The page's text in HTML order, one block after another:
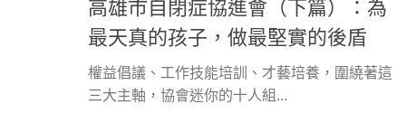
高雄市自閉症協進會（下篇）：為
最天真的孩子，做最堅實的後盾
權益倡議、工作技能培訓、才藝培養，圍繞著這
三大主軸，協會迷你的十人組...